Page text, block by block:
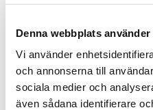
Denna webbplats
Vi använder
och annonserna till
sociala medier och
även sådana identifierare